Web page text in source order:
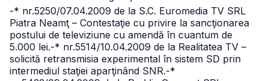
-* nr.5250/07.04.2009 de la S.C. Euromedia TV SRL
Piatra Neamţ – Contestaţie cu privire la sancţionarea
postului de televiziune cu amendă în cuantum de
5.000 lei.-* nr.5514/10.04.2009 de la Realitatea TV –
solicită retransmisia experimental în sistem SD prin
intermediul staţiei aparţinând SNR.-*